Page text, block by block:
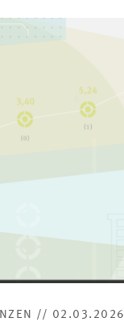
// 02.03.2026